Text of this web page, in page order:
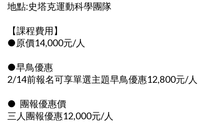
地點:史塔克運動科學團隊
【課程費用】
●原價14,000元/人
●早鳥優惠
2/14前報名可享單選主題早鳥優惠12,800元/人
● 團報優惠價
三人團報優惠12,000元/人